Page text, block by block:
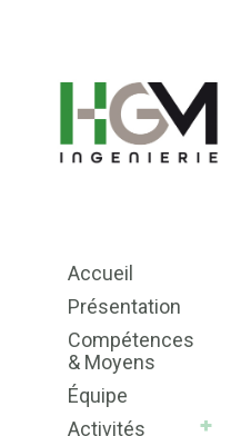
Accueil
Présentation
Compétences
& Moyens
Équipe
Activités